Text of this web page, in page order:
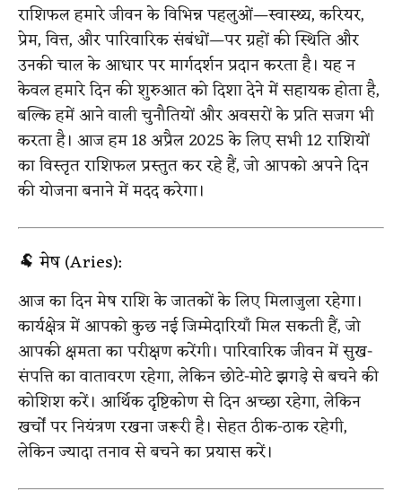
राशिफल हमारे जीवन के विभिन्न पहलुओं—स्वास्थ्य, करियर,
प्रेम, वित्त, और पारिवारिक संबंधों—पर ग्रहों की स्थिति और
उनकी चाल के आधार पर मार्गदर्शन प्रदान करता है। यह न
केवल हमारे दिन की शुरुआत को दिशा देने में सहायक होता है,
बल्कि हमें आने वाली चुनौतियों और अवसरों के प्रति सजग भी
करता है। आज हम 18 अप्रैल 2025 के लिए सभी 12 राशियों
का विस्तृत राशिफल प्रस्तुत कर रहे हैं, जो आपको अपने दिन
की योजना बनाने में मदद करेगा।
🐏 मेष (Aries):
आज का दिन मेष राशि के जातकों के लिए मिलाजुला रहेगा।
कार्यक्षेत्र में आपको कुछ नई जिम्मेदारियाँ मिल सकती हैं, जो
आपकी क्षमता का परीक्षण करेंगी। पारिवारिक जीवन में सुख-
संपत्ति का वातावरण रहेगा, लेकिन छोटे-मोटे झगड़े से बचने की
कोशिश करें। आर्थिक दृष्टिकोण से दिन अच्छा रहेगा, लेकिन
खर्चों पर नियंत्रण रखना जरूरी है। सेहत ठीक-ठाक रहेगी,
लेकिन ज्यादा तनाव से बचने का प्रयास करें।